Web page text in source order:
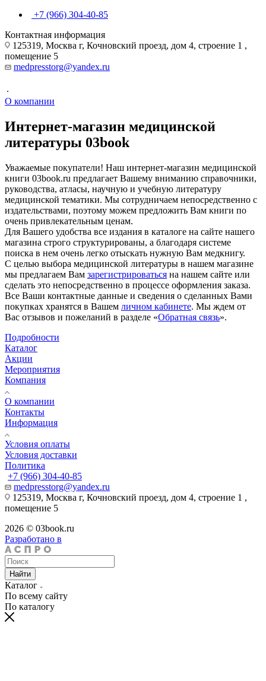
+7 (966) 304-40-85
Контактная информация
125319, Москва г, Кочновский проезд, дом 4, строение 1 ,
помещение 5
medpresstorg@yandex.ru
.
О компании
Интернет-магазин медицинской
литературы 03book
Уважаемые покупатели! Наш интернет-магазин медицинской
книги 03book.ru предлагает Вашему вниманию справочники,
руководства, атласы, научную и учебную литературу
медицинской тематики. Мы сотрудничаем непосредственно с
издательствами, поэтому можем предложить Вам книги по
очень привлекательным ценам.
Для Вашего удобства все издания в каталоге на сайте нашего
магазина строго структурированы, а благодаря системе
поиска в нем очень легко отыскать нужную Вам медкнигу.
С целью выбора медицинской литературы в нашем магазине
мы предлагаем Вам зарегистрироваться на нашем сайте или
сделать это непосредственно в процессе оформления заказа.
Все Ваши контактные данные и сведения о сделанных Вами
покупках хранятся в Вашем личном кабинете. Мы ждем от
Вас отзывов и пожеланий в разделе «Обратная связь».
Подробности
Каталог
Акции
Мероприятия
Компания
О компании
Контакты
Информация
Условия оплаты
Условия доставки
Политика
+7 (966) 304-40-85
medpresstorg@yandex.ru
125319, Москва г, Кочновский проезд, дом 4, строение 1 ,
помещение 5
2026 © 03book.ru
Разработано в
Найти
Каталог
По всему сайту
По каталогу